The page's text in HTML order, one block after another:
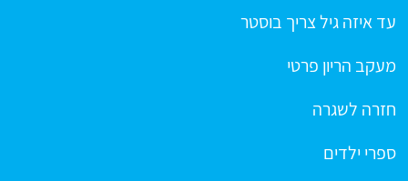
עד איזה גיל צריך בוסטר
מעקב הריון פרטי
חזרה לשגרה
ספרי ילדים